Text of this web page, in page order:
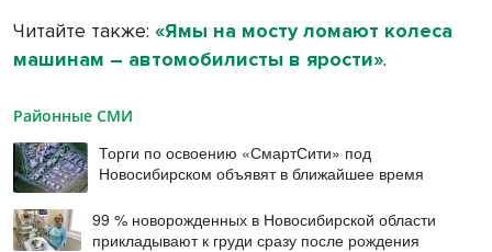
Читайте также: «Ямы на мосту ломают колеса
машинам – автомобилисты в ярости».
Районные СМИ
Торги по освоению «СмартСити» под
Новосибирском объявят в ближайшее время
99 % новорожденных в Новосибирской области
прикладывают к груди сразу после рождения